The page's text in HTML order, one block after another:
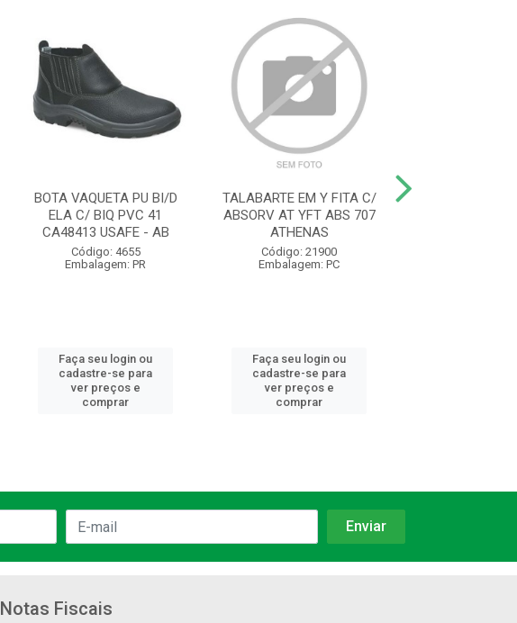
BOTA VAQUETA PU BI/D
ELA C/ BIQ PVC 41
CA48413 USAFE - AB
Código: 4655
Embalagem: PR
Faça seu login ou
cadastre-se para
ver preços e
comprar
TALABARTE EM Y FITA C/
ABSORV AT YFT ABS 707
ATHENAS
Código: 21900
Embalagem: PC
Faça seu login ou
cadastre-se para
ver preços e
comprar
Notas Fiscais